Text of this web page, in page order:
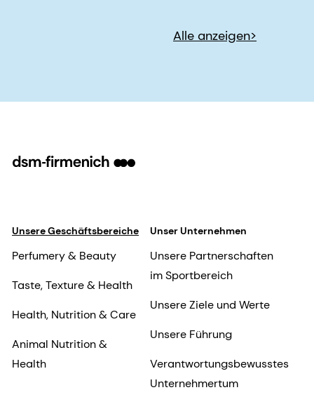
Alle anzeigen>
Unsere Geschäftsbereiche
Perfumery & Beauty
Taste, Texture & Health
Health, Nutrition & Care
Animal Nutrition &
Health
Unser Unternehmen
Unsere Partnerschaften
im Sportbereich
Unsere Ziele und Werte
Unsere Führung
Verantwortungsbewusstes
Unternehmertum